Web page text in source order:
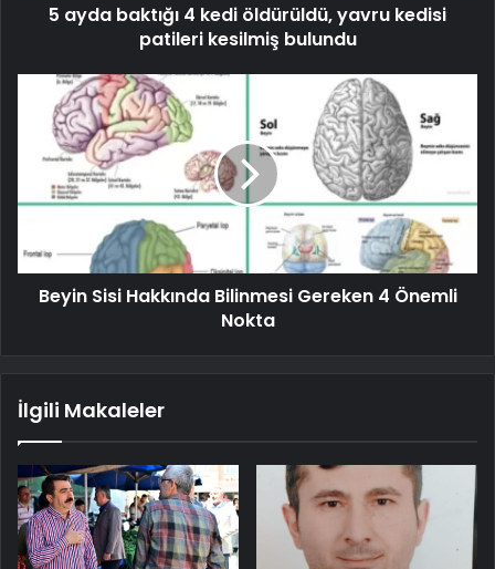
5 ayda baktığı 4 kedi öldürüldü, yavru kedisi
patileri kesilmiş bulundu
Beyin Sisi Hakkında Bilinmesi Gereken 4 Önemli
Nokta
İlgili Makaleler